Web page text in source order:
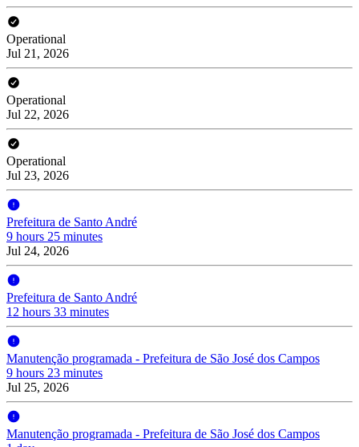
Operational
Jul 21, 2026
Operational
Jul 22, 2026
Operational
Jul 23, 2026
Prefeitura de Santo André
9 hours 25 minutes
Jul 24, 2026
Prefeitura de Santo André
12 hours 33 minutes
Manutenção programada - Prefeitura de São José dos Campos
9 hours 23 minutes
Jul 25, 2026
Manutenção programada - Prefeitura de São José dos Campos